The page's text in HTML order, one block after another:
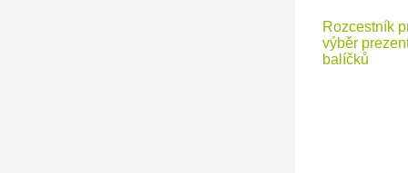
Rozcestník
výběr
balíčků